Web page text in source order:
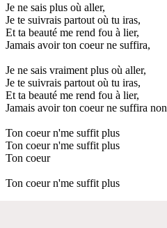
Je ne sais plus où aller,
Je te suivrais partout où tu iras,
Et ta beauté me rend fou à lier,
Jamais avoir ton coeur ne suffira,
Je ne sais vraiment plus où aller,
Je te suivrais partout où tu iras,
Et ta beauté me rend fou à lier,
Jamais avoir ton coeur ne suffira non
Ton coeur n'me suffit plus
Ton coeur n'me suffit plus
Ton coeur
Ton coeur n'me suffit plus